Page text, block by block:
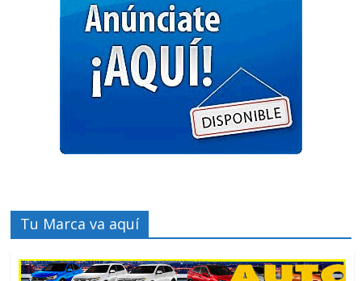
Tu Marca va aquí